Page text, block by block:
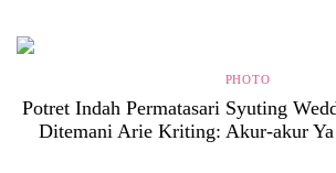
PHOTO
Potret Indah Permatasari Syuting
Ditemani Arie Kriting: Akur-akur Ya